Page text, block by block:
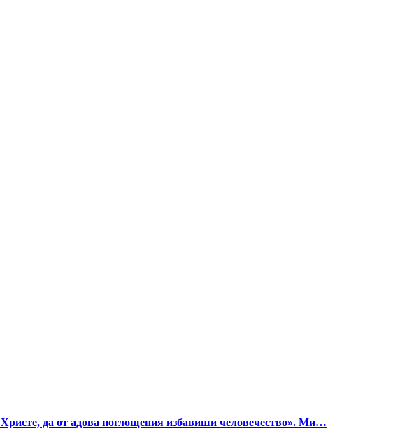
да от адова поглощения избавиши человечество». Ми…